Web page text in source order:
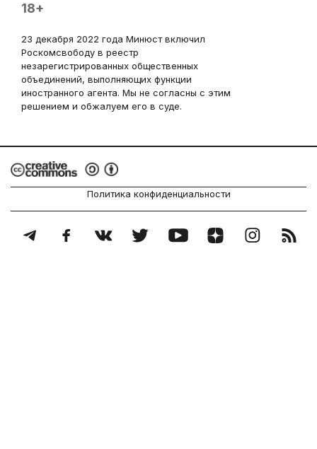
18+
23 декабря 2022 года Минюст включил
Роскомсвободу в реестр
незарегистрированных общественных
объединений, выполняющих функции
иностранного агента. Мы не согласны с этим
решением и обжалуем его в суде.
Политика конфиденциальности